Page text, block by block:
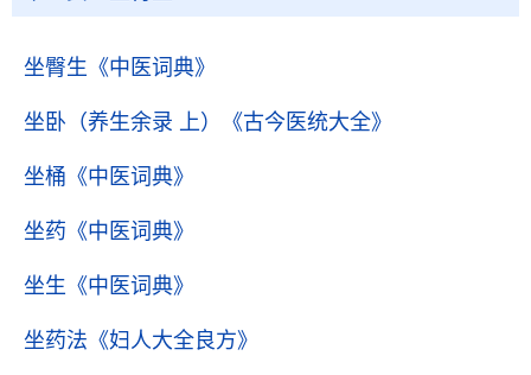
坐臀生 《中医词典》
坐卧（养生余录 上） 《古今医统大全》
坐桶 《中医词典》
坐药 《中医词典》
坐生 《中医词典》
坐药法 《妇人大全良方》